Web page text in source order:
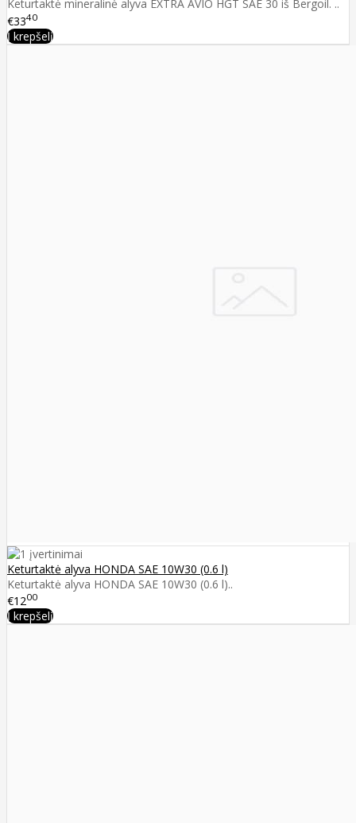
Keturtaktė mineralinė alyva EXTRA AVIO HGT SAE 30 iš Bergoil. ..
€3340
Į krepšelį
Keturtaktė alyva HONDA SAE 10W30 (0.6 l)
Keturtaktė alyva HONDA SAE 10W30 (0.6 l)..
€1200
Į krepšelį